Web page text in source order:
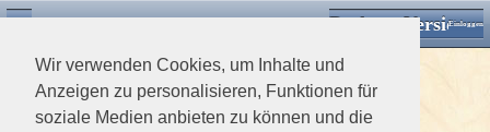
Wir verwenden Cookies, um Inhalte und
Anzeigen zu personalisieren, Funktionen für
soziale Medien anbieten zu können und die
Desktop VersionEinloggen